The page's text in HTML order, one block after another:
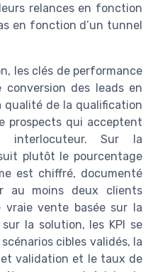
relances en fonction
en fonction d’un tunnel
les clés de performance
des leads en
qualité de la qualification
prospects qui acceptent
interlocuteur. Sur la
plutôt le pourcentage
est chiffré, documenté
au moins deux clients
vente basée sur la
la solution, les KPI se
cibles validés, la
validation et le taux de